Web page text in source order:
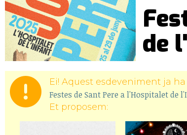
de
Ei! Aquest esdeveniment ja
Festes de Sant Pere a l'Hospitalet de
Et proposem: